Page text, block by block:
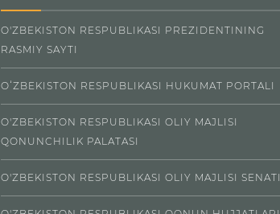
O'ZBEKISTON RESPUBLIKASI PREZIDENTINING
RASMIY SAYTI
OʻZBEKISTON RESPUBLIKASI HUKUMAT PORTALI
O'ZBEKISTON RESPUBLIKASI OLIY MAJLISI
QONUNCHILIK PALATASI
O'ZBEKISTON RESPUBLIKASI OLIY MAJLISI SENATI